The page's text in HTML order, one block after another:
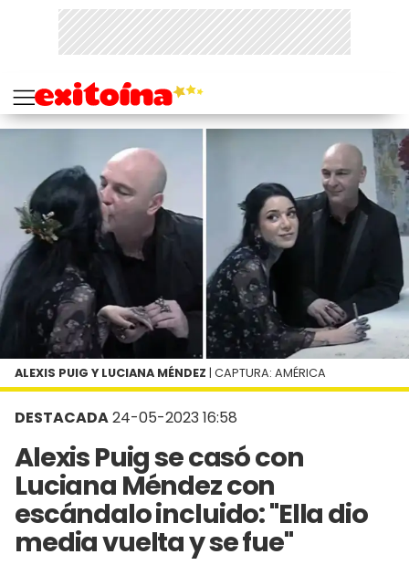
DESTACADA24-05-2023 16:58
Alexis Puig se casó con
Luciana Méndez con
escándalo incluido: "Ella dio
media vuelta y se fue"
ALEXIS PUIG Y LUCIANA MÉNDEZ | CAPTURA: AMÉRICA